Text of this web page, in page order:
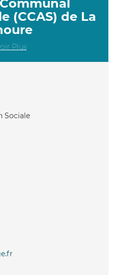
(CCAS) de La
Plus
Sociale